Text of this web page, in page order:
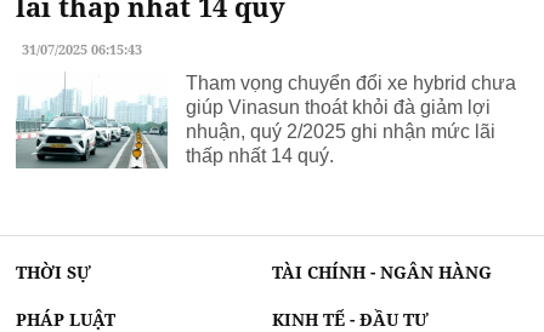
31/07/2025 06:15:43
Tham vọng chuyển đổi xe hybrid chưa
giúp Vinasun thoát khỏi đà giảm lợi
nhuận, quý 2/2025 ghi nhận mức lãi
thấp nhất 14 quý.
THỜI SỰ TÀI CHÍNH - NGÂN HÀNG
PHÁP LUẬT KINH TẾ - ĐẦU TƯ